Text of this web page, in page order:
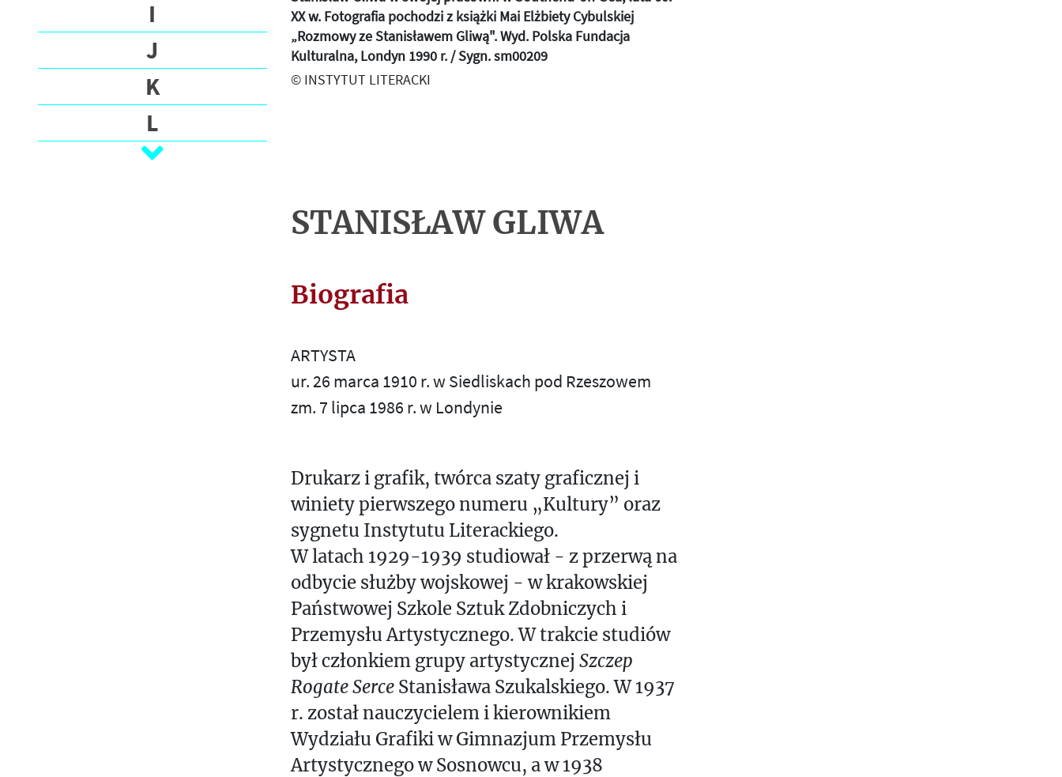
I
J
K
L
Ł
XX w. Fotografia pochodzi z książki Mai Elżbiety Cybulskiej
„Rozmowy ze Stanisławem Gliwą". Wyd. Polska Fundacja
Kulturalna, Londyn 1990 r. / Sygn. sm00209
© INSTYTUT LITERACKI
STANISŁAW GLIWA
Biografia
ARTYSTA
ur. 26 marca 1910 r. w Siedliskach pod Rzeszowem
zm. 7 lipca 1986 r. w Londynie
Drukarz i grafik, twórca szaty graficznej i
winiety pierwszego numeru „Kultury” oraz
sygnetu Instytutu Literackiego.
W latach 1929-1939 studiował - z przerwą na
odbycie służby wojskowej - w krakowskiej
Państwowej Szkole Sztuk Zdobniczych i
Przemysłu Artystycznego. W trakcie studiów
był członkiem grupy artystycznej Szczep
Rogate SerceStanisława Szukalskiego. W 1937
r. został nauczycielem i kierownikiem
Wydziału Grafiki w Gimnazjum Przemysłu
Artystycznego w Sosnowcu, a w 1938